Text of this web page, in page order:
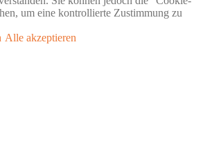
um eine kontrollierte Zustimmung zu
Alle akzeptieren